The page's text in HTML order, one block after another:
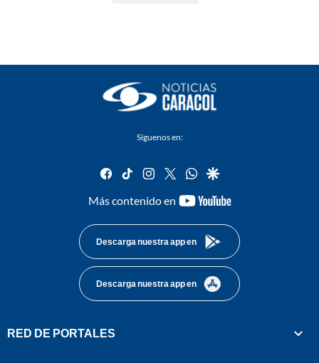
Síguenos en:
facebook
tiktok instagram
twitterwhatsapp
google
Más contenido en
youtube-
Descarga nuestra app en
Descarga nuestra app en
RED DE PORTALES